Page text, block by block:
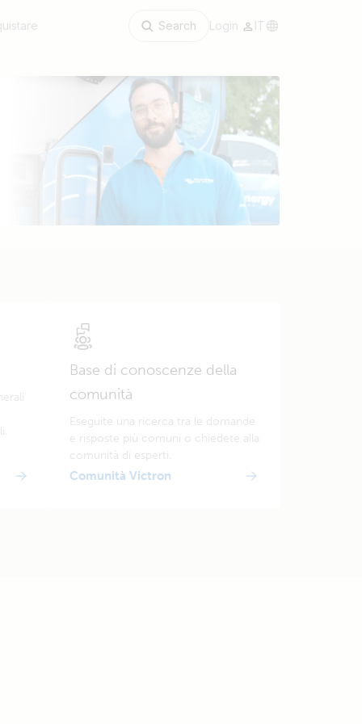
Search Login IT
Base di conoscenze della
comunità
Eseguite una ricerca tra le domande
e risposte più comuni o chiedete alla
comunità di esperti.
Comunità Victron